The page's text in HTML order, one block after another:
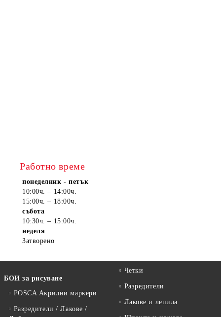
Работно време
понеделник - петък
10:00ч. – 14:00ч.
15:00ч. – 18:00ч.
събота
10:30ч. – 15:00ч.
неделя
Затворено
БОИ за рисуване
POSCA Акрилни маркери
Разредители / Лакове /
Четки
Разредители
Лакове и лепила